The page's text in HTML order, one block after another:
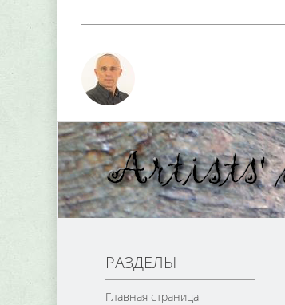
РАЗДЕЛЫ
Главная страница